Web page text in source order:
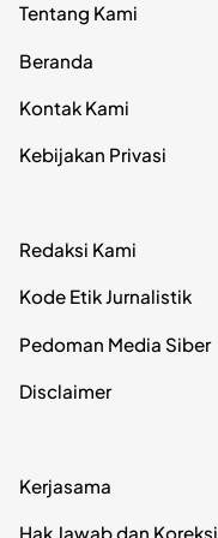
Tentang Kami
Beranda
Kontak Kami
Kebijakan Privasi
Redaksi Kami
Kode Etik Jurnalistik
Pedoman Media Siber
Disclaimer
Kerjasama
Hak Jawab dan Koreksi